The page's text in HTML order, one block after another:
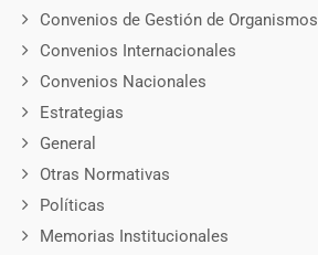
Convenios de Gestión de Organismos
Convenios Internacionales
Convenios Nacionales
Estrategias
General
Otras Normativas
Políticas
Memorias Institucionales